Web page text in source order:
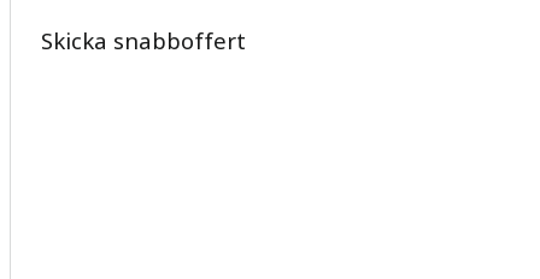
Skicka snabboffert